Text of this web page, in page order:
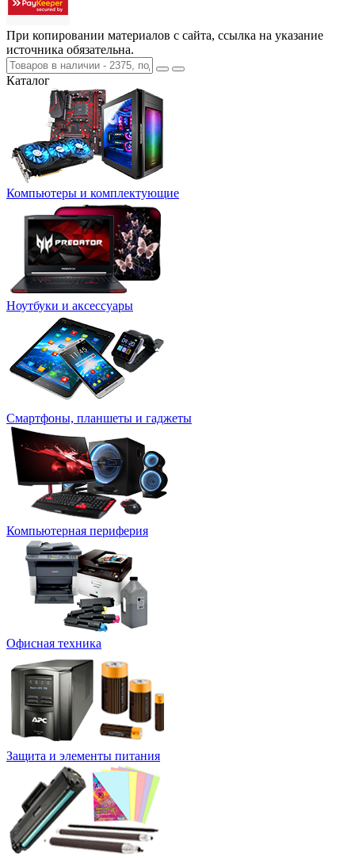
При копировании материалов с сайта, ссылка на указание
источника обязательна.
Каталог
Компьютеры и комплектующие
Ноутбуки и аксессуары
Смартфоны, планшеты и гаджеты
Компьютерная периферия
Офисная техника
Защита и элементы питания